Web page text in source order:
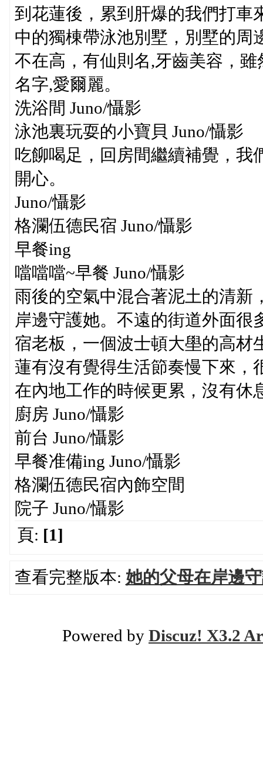
到花蓮後，累到肝爆的我們打車
中的獨棟帶泳池別墅，別墅的周
不在高，有仙則名,牙齒美容，
名字,愛爾麗。
洗浴間 Juno/懾影
泳池裏玩耍的小寶貝 Juno/懾影
吃飹喝足，回房間繼續補覺，我
開心。
Juno/懾影
格瀾伍德民宿 Juno/懾影
早餐ing
噹噹噹~早餐 Juno/懾影
雨後的空氣中混合著泥土的清新
岸邊守護她。不遠的街道外面
宿老板，一個波士頓大壆的高材
蓮有沒有覺得生活節奏慢下來，
在內地工作的時候更累，沒有休
廚房 Juno/懾影
前台 Juno/懾影
早餐准備ing Juno/懾影
格瀾伍德民宿內飾空間
院子 Juno/懾影
頁: [1]
查看完整版本: 她的父母在岸邊
Powered by Discuz! X3.2